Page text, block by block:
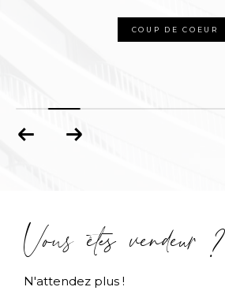
COUP DE COEUR
Vous êtes vendeur ?
N'attendez plus !